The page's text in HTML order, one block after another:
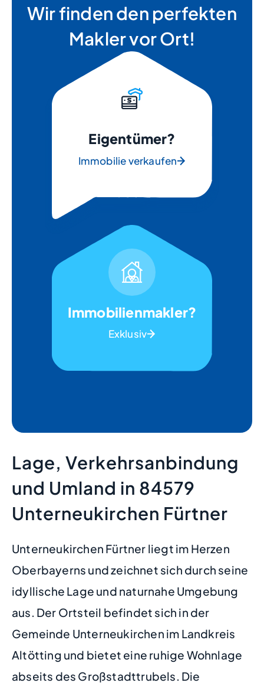
Wir finden den perfekten
Makler vor Ort!
Eigentümer?
Immobilie verkaufen
Immobilienmakler?
Exklusiv
Lage, Verkehrsanbindung
und Umland in 84579
Unterneukirchen Fürtner
Unterneukirchen Fürtner liegt im Herzen
Oberbayerns und zeichnet sich durch seine
idyllische Lage und naturnahe Umgebung
aus. Der Ortsteil befindet sich in der
Gemeinde Unterneukirchen im Landkreis
Altötting und bietet eine ruhige Wohnlage
abseits des Großstadttrubels. Die